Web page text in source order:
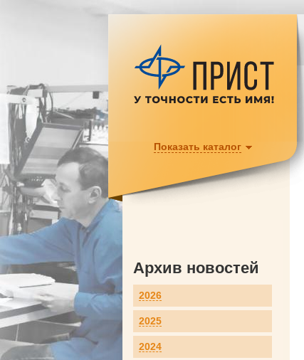
Показать каталог
Архив новостей
2026
2025
2024